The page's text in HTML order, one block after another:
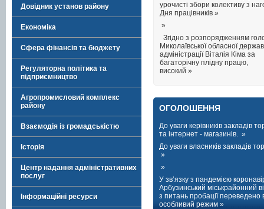
Довідник установ району
Економіка
Сфера фінансів та бюджету
Регуляторна політика та
підприємництво
Агропромисловий комплекс
району
Взаємодія із громадськістю
Історія
Центр надання адміністративних
послуг
Інформаційні ресурси
урочисті збори колективу з
Дня працівників »
»
Згідно з розпорядженням
Миколаївської обласної
адміністрації Віталія Кіма за
багаторічну плідну працю,
високий »
ОГОЛОШЕННЯ
До уваги керівників закладів
та інтернет - магазинів. »
До уваги власників закладів
»
»
У зв’язку з пандемією
Арбузинський міськрайонний
з питань пробації переведено
особливий режим »